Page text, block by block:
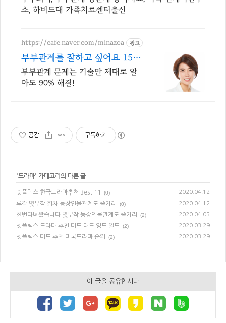
소, 하버드대 가족치료센터출신
https://cafe.naver.com/minazoa 광고
부부관계를 잘하고 싶어요 15년
경력 성상담전문 박소영
부부관계 문제는 기술만 제대로 알
아도 90% 해결!
공감 구독하기
'드라마' 카테고리의 다른 글
넷플릭스 한국드라마추천 Best 11 (0) 2020.04.12
루갈 몇부작 회차 등장인물관계도 줄거리 (0) 2020.04.12
한번다녀왔습니다 몇부작 등장인물관계도 줄거리 (2) 2020.04.05
넷플릭스 드라마 추천 미드 대드 영드 일드 (2) 2020.03.29
넷플릭스 미드 추천 미국드라마 순위 (2) 2020.03.29
이 글을 공유합시다